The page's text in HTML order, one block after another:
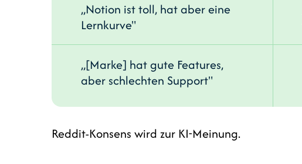
„Notion ist toll, hat aber eine
Lernkurve"
„[Marke] hat gute Features,
aber schlechten Support"
Reddit-Konsens wird zur KI-Meinung.